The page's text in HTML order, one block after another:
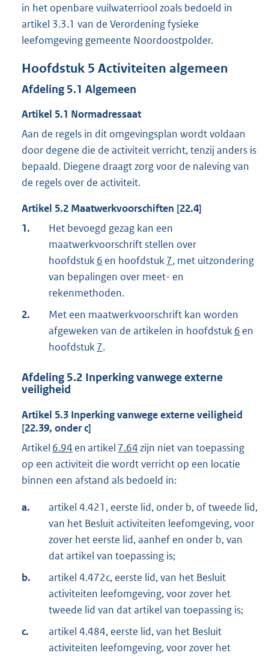
in het openbare vuilwaterriool zoals bedoeld in
artikel 3.3.1 van de Verordening fysieke
leefomgeving gemeente Noordoostpolder.
Hoofdstuk 5 Activiteiten algemeen
Afdeling 5.1 Algemeen
Artikel 5.1 Normadressaat
Aan de regels in dit omgevingsplan wordt voldaan
door degene die de activiteit verricht, tenzij anders is
bepaald. Diegene draagt zorg voor de naleving van
de regels over de activiteit.
Artikel 5.2 Maatwerkvoorschiften [22.4]
1.
Het bevoegd gezag kan een
maatwerkvoorschrift stellen over
hoofdstuk6 en hoofdstuk7, met uitzondering
van bepalingen over meet- en
rekenmethoden.
2.
Met een maatwerkvoorschrift kan worden
afgeweken van de artikelen in hoofdstuk6 en
hoofdstuk7.
Afdeling 5.2 Inperking vanwege externe
veiligheid
Artikel 5.3 Inperking vanwege externe veiligheid
[22.39, onder c]
Artikel 6.94 en artikel 7.64zijn niet van toepassing
op een activiteit die wordt verricht op een locatie
binnen een afstand als bedoeld in:
a.
artikel 4.421, eerste lid, onder b, of tweede lid,
van het Besluit activiteiten leefomgeving, voor
zover het eerste lid, aanhef en onder b, van
dat artikel van toepassing is;
b.
artikel 4.472c, eerste lid, van het Besluit
activiteiten leefomgeving, voor zover het
tweede lid van dat artikel van toepassing is;
c.
artikel 4.484, eerste lid, van het Besluit
activiteiten leefomgeving, voor zover het